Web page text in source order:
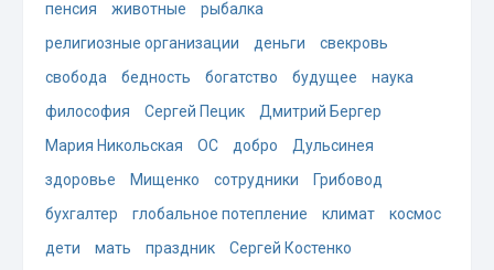
пенсия
животные
рыбалка
религиозные организации
деньги
свекровь
свобода
бедность богатство будущее
наука
философия
Сергей Пецик
Дмитрий Бергер
Мария Никольская
ОС добро
Дульсинея
здоровье
Мищенко сотрудники
Грибовод
бухгалтер
глобальное потепление климат
космос
дети
мать праздник
Сергей Костенко